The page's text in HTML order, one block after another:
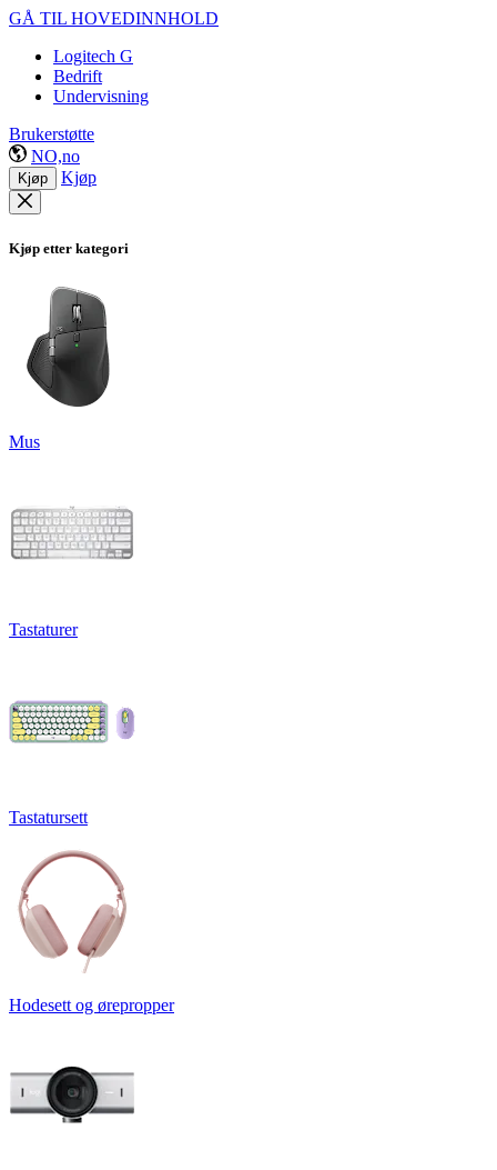
GÅ TIL HOVEDINNHOLD
Logitech G
Bedrift
Undervisning
Brukerstøtte
NO,no
Kjøp Kjøp
Kjøp etter kategori
Mus
Tastaturer
Tastatursett
Hodesett og ørepropper